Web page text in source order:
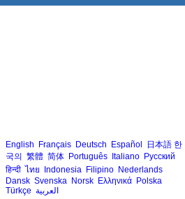
English Français Deutsch Español 日本語 한
국의 繁體 简体 Português Italiano Русский
हिन्दी ไทย Indonesia Filipino Nederlands
Dansk Svenska Norsk Ελληνικά Polska
Türkçe العربية